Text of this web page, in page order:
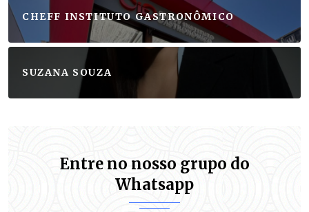
CHEFF INSTITUTO GASTRONÔMICO
SUZANA SOUZA
Entre no nosso grupo do
Whatsapp